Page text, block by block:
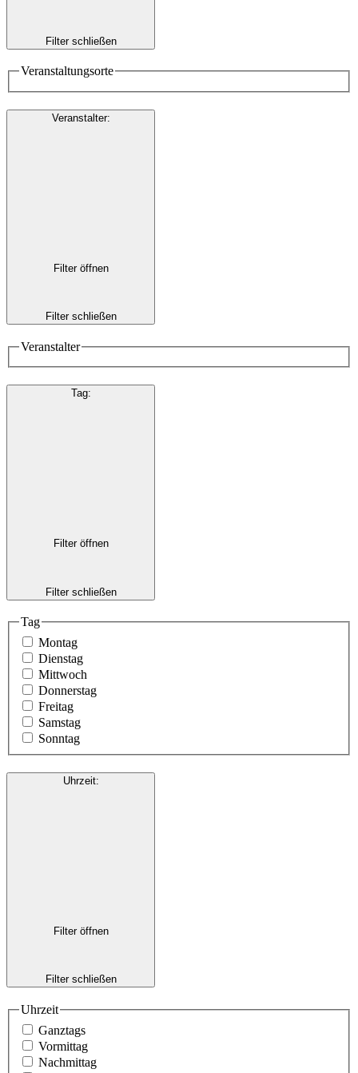
Filter schließen
Veranstaltungsorte
Veranstalter:
Filter öffnen
Filter schließen
Veranstalter
Tag:
Filter öffnen
Filter schließen
Tag
Montag
Dienstag
Mittwoch
Donnerstag
Freitag
Samstag
Sonntag
Uhrzeit:
Filter öffnen
Filter schließen
Uhrzeit
Ganztags
Vormittag
Nachmittag